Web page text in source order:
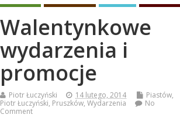
Walentynkowe
wydarzenia i
promocje
Piotr Łuczyński 14 lutego, 2014 Piastów,
Piotr Łuczyński, Pruszków, Wydarzenia
No
Comment